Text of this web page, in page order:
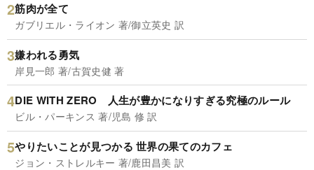
筋肉が全て
ガブリエル・ライオン 著/御立英史 訳
嫌われる勇気
岸見一郎 著/古賀史健 著
DIE WITH ZERO 人生が豊かになりすぎる究極のルール
ビル・パーキンス 著/児島 修 訳
やりたいことが見つかる 世界の果てのカフェ
ジョン・ストレルキー 著/鹿田昌美 訳